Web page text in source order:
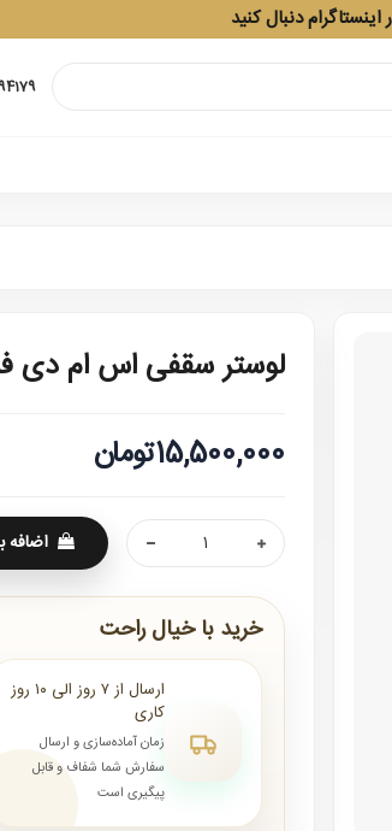
اینستاگرام دنبال کنید
لوستر سقفی اس ام دی
15,500,000تومان
اضافه
خرید با خیال راحت
ارسال از ۷ روز الی ۱۰ روز
کاری
زمان آماده‌سازی و ارسال
سفارش شما شفاف و قابل
پیگیری است